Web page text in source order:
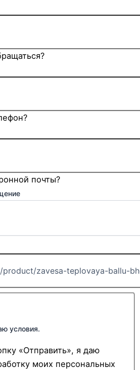
почты?
условия.
«Отправить», я даю
моих персональных